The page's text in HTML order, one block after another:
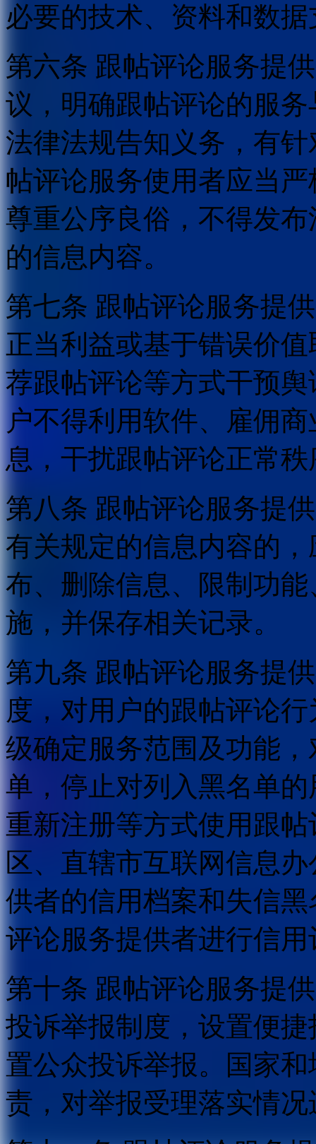
必要的技术、资料和数
第六条 跟帖评论服务提
议，明确跟帖评论的服
法律法规告知义务，有
帖评论服务使用者应当
尊重公序良俗，不得发
的信息内容。
第七条 跟帖评论服务提
正当利益或基于错误价
荐跟帖评论等方式干预
户不得利用软件、雇佣
息，干扰跟帖评论正常
第八条 跟帖评论服务提
有关规定的信息内容的
布、删除信息、限制功
施，并保存相关记录。
第九条 跟帖评论服务提
度，对用户的跟帖评论
级确定服务范围及功能
单，停止对列入黑名单
重新注册等方式使用跟
区、直辖市互联网信息
供者的信用档案和失信
评论服务提供者进行信用
第十条 跟帖评论服务提
投诉举报制度，设置便
置公众投诉举报。国家
责，对举报受理落实情